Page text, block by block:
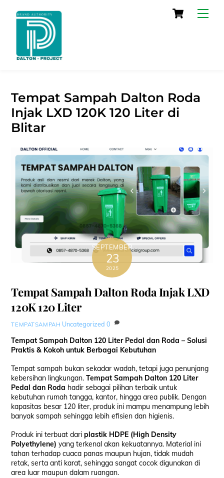
Cart
Tempat Sampah Dalton Roda
Injak LXD 120K 120 Liter di
Blitar
SEPTEMBER
23
2025
Tempat Sampah Dalton Roda Injak LXD
120K 120 Liter
TEMPATSAMPAH Uncategorized 0
Tempat Sampah Dalton 120 Liter Pedal dan Roda – Solusi
Praktis & Kokoh untuk Berbagai Kebutuhan
Tempat sampah bukan sekadar wadah, tetapi juga penunjang
kebersihan lingkungan.Tempat Sampah Dalton 120 Liter
Pedal dan Roda hadir sebagai pilihan terbaik untuk
kebutuhan rumah tangga, kantor, hingga area publik. Dengan
kapasitas besar 120 liter, produk ini mampu menampung lebih
banyak sampah sehingga lebih efisien dan higienis.
Produk ini terbuat dariplastik HDPE (High Density
Polyethylene) yang terkenal akan kekuatannya. Material ini
tahan terhadap cuaca panas maupun hujan, tidak mudah
retak, serta anti karat, sehingga sangat cocok digunakan di
area luar maupun dalam ruangan.